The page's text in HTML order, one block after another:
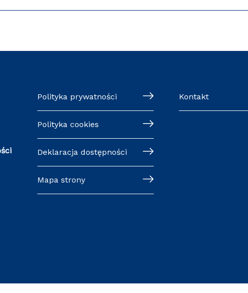
Polityka prywatności
Polityka cookies
Deklaracja dostępności
Mapa strony
Kontakt